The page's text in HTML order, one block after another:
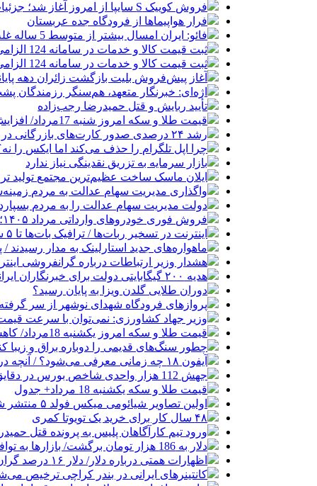
فروش کوییک S سایپا از امروز آغاز شد؛ جزئیات ثبت‌نام و شرایط
فرار هواپیماها از فرودگاه جده عربستان
فائو: ایران امسال بیشتر از متوسط 5 ساله غله تولید می‌کند
ثبت قیمت کالا و خدمات در سامانه 124 الزامی شد
ثبت قیمت کالا و خدمات در سامانه 124 الزامی شد
آغاز پیش‌فروش بلیت بازگشت زائران دهه
اژه‌ای: خبرنگار متعهد، هم‌سنگر رزمندگان
تأیید ربایش و قتل حمیدرضا رجب‌زاده
قیمت طلا و سکه امروز شنبه 17مرداد/ افزایش همه قیمت ها + جدول و جزئیات
رشد ۲۴ درصدی صدور کارت‌های بازرگانی در گرگان
چرا اپل تلگرام را حذف می‌کند اما ایکس را
بازار سرمایه به تزریق نقدینگی نیاز ندارد
ایلان ماسک ساخت عظیم‌ترین مجتمع تولید
واگذاری مدیریت سهام عدالت به مردم
دولت مدیریت سهام عدالت را به مردم
فروش فوری خودروهای وارداتی مرداد ۱۴۰۵؛ بدون قرعه‌کشی و حساب وکالتی
اینترنت در تسخیر ربات‌ها / ترافیک بات‌ها تا ۵ سال آینده هزار برابر انسان‌ها خواهد شد
ماهواره‌های جدید استارلینک به مدار رسیدند / پرتاب ۲۴ ماهواره
هشدار وزیر ارتباطات درباره گرانفروشی
هدیه ۲۰۰ گیگابایتی دولت برای خبرنگاران ایرانسلی
دوران طلایی گلدن ویزا به پایان رسید؟
پروازهای فرودگاه شهدای نوشهر از سر
وزیر جهاد کشاورزی: نمی‌توان با سرعت قیمت
قیمت طلا و سکه امروز یکشنبه 18مرداد/ کاهش همه قیمت ها + جدول
چطور سنگ‌های قدیمی را دوباره براق و زیبا
آیفون ۱۸ چه زمانی معرفی می‌شود؟ / آنچه درباره گوشی جدید اپل می‌دانیم
جهش 112 هزار واحدی شاخص بورس در دقایق ابتدایی معاملات امروز
قیمت طلا و سکه یکشنبه 18 مرداد+ جدول
اولین تصاویر شیائومی میکس فولد ۵ منتشر شد
۴۸ سال کار برای خرید یک تویوتا کمری
ورود تیم کارآگاهان پلیس به پرونده قتل
دلار به 186 هزار تومان برگشت/ بازارها به توافق احتمالی هرمز چه واکنشی نشان دادند؟
اظهارات همتی درباره دلار/ دلار ۱۶ درصد گران شده؛ این افزایش طبیعی است
کانتینرهای ایرانی در بندر کراچی ترخیص می‌شود| تخفیف ۸۰ درصدی برای